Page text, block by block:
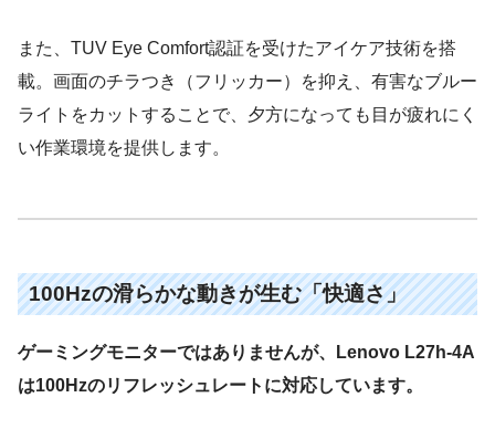
また、TUV Eye Comfort認証を受けたアイケア技術を搭
載。画面のチラつき（フリッカー）を抑え、有害なブルー
ライトをカットすることで、夕方になっても目が疲れにく
い作業環境を提供します。
100Hzの滑らかな動きが生む「快適さ」
ゲーミングモニターではありませんが、Lenovo L27h-4A
は100Hzのリフレッシュレートに対応しています。